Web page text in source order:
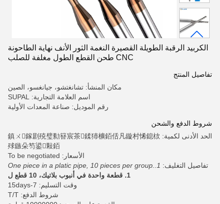
الكربيد الرقبة الطويلة القصيرة النغمة الثور الأنف نهاية الطاحونة
CNC طحن القطع الطول مغلفة للصلب
تفاصيل المنتج
مكان المنشأ: تشانغتشو، جيانغسو، الصين
اسم العلامة التجارية: SUPAL
رقم الموديل: صناعة المعدات الأولية
شروط الدفع والشحن
الحد الأدنى لكمية: 鎮ㄨ鎵剧殑璧勬簮宸茶鍒犻櫎銆佸凡鏇村悕鎴栨
殏鏃朵笉鍙敤銆
الأسعار: To be negotiated
تفاصيل التغليف: 1.One piece in a platic pipe, 10 pieces per group.
1. قطعة واحدة في أنبوب بلاتيك، 10 قطع ل
وقت التسليم: 7-15days
شروط الدفع: T/T